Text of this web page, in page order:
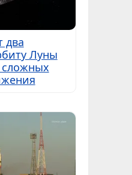
два
Луны
сложных